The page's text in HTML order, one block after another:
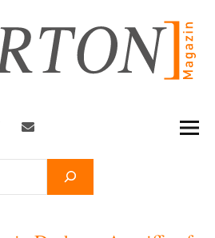
Newsletter